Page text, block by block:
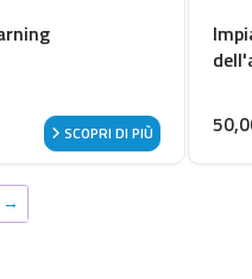
SCOPRI DI PIÙ
→